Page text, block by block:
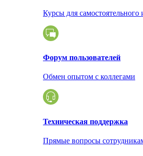
Курсы для самостоятельного
Форум пользователей
Обмен опытом с коллегами
Техническая поддержка
Прямые вопросы